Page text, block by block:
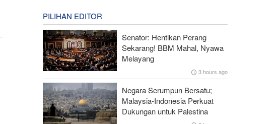
PILIHAN EDITOR
Senator: Hentikan Perang
Sekarang! BBM Mahal, Nyawa
Melayang
3 hours ago
Negara Serumpun Bersatu;
Malaysia-Indonesia Perkuat
Dukungan untuk Palestina